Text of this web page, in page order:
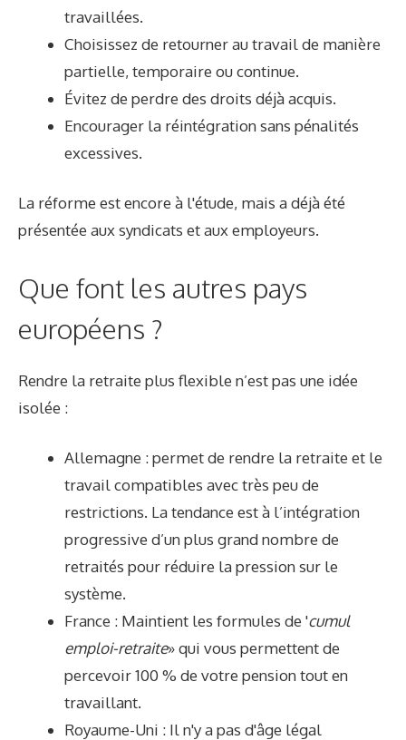
travaillées.
Choisissez de retourner au travail de manière
partielle, temporaire ou continue.
Évitez de perdre des droits déjà acquis.
Encourager la réintégration sans pénalités
excessives.
La réforme est encore à l'étude, mais a déjà été
présentée aux syndicats et aux employeurs.
Que font les autres pays
européens ?
Rendre la retraite plus flexible n’est pas une idée
isolée :
Allemagne : permet de rendre la retraite et le
travail compatibles avec très peu de
restrictions. La tendance est à l’intégration
progressive d’un plus grand nombre de
retraités pour réduire la pression sur le
système.
France : Maintient les formules de 'cumul
emploi-retraite» qui vous permettent de
percevoir 100 % de votre pension tout en
travaillant.
Royaume-Uni : Il n'y a pas d'âge légal